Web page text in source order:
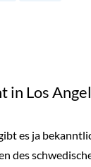
in Los
es ja
des